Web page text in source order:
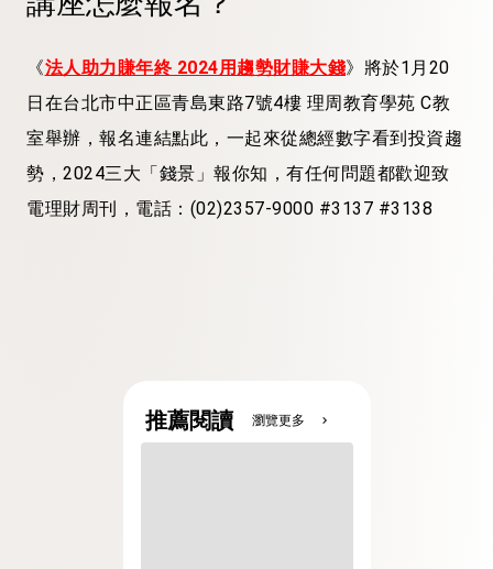
《法人助力賺年終 2024用趨勢財賺大錢》將於1月20
日在台北市中正區青島東路7號4樓 理周教育學苑 C教
室舉辦，報名連結點此，一起來從總經數字看到投資趨
勢，2024三大「錢景」報你知，有任何問題都歡迎致
電理財周刊，電話：(02)2357-9000 #3137 #3138
推薦閱讀 瀏覽更多 chevron_right